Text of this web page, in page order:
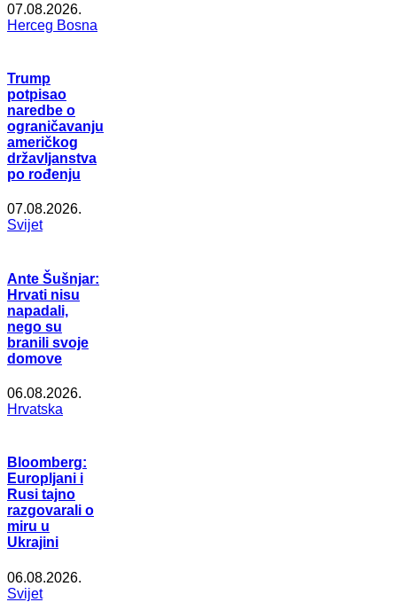
07.08.2026.
Herceg Bosna
Trump
potpisao
naredbe o
ograničavanju
američkog
državljanstva
po rođenju
07.08.2026.
Svijet
Ante Šušnjar:
Hrvati nisu
napadali,
nego su
branili svoje
domove
06.08.2026.
Hrvatska
Bloomberg:
Europljani i
Rusi tajno
razgovarali o
miru u
Ukrajini
06.08.2026.
Svijet